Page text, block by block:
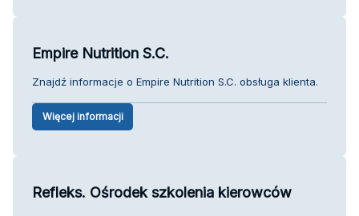
Empire Nutrition S.C.
Znajdź informacje o Empire Nutrition S.C. obsługa klienta.
Więcej informacji
Refleks. Ośrodek szkolenia kierowców